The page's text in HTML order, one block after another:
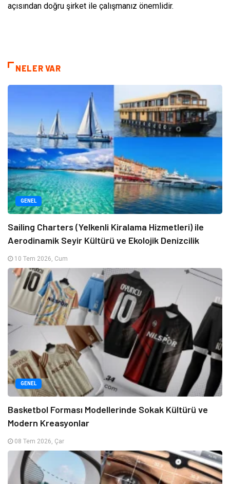
açısından doğru şirket ile çalışmanız önemlidir.
NELER VAR
GENEL
Sailing Charters (Yelkenli Kiralama Hizmetleri) ile
Aerodinamik Seyir Kültürü ve Ekolojik Denizcilik
10 Tem 2026, Cum
GENEL
Basketbol Forması Modellerinde Sokak Kültürü ve
Modern Kreasyonlar
08 Tem 2026, Çar